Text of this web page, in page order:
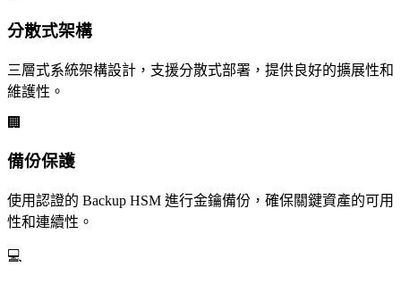
分散式架構
三層式系統架構設計，支援分散式部署，提供良好的擴展性和
維護性。
🏢
備份保護
使用認證的 Backup HSM 進行金鑰備份，確保關鍵資產的可用
性和連續性。
💻